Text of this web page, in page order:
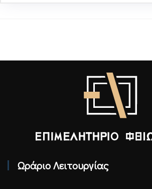
Ωράριο Λειτουργίας